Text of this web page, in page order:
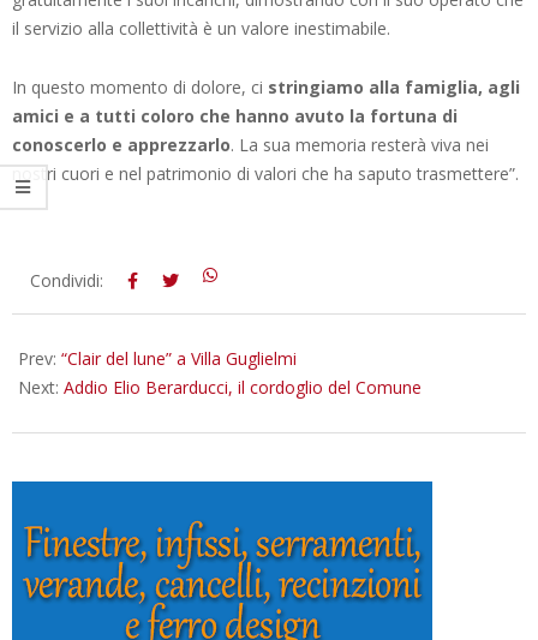
il servizio alla collettività è un valore inestimabile.
In questo momento di dolore, ci stringiamo alla famiglia, agli
amici e a tutti coloro che hanno avuto la fortuna di
conoscerlo e apprezzarlo. La sua memoria resterà viva nei
nostri cuori e nel patrimonio di valori che ha saputo trasmettere”.
2024-
Condividi:
Prev: “Clair del lune” a Villa Guglielmi
Next: Addio Elio Berarducci, il cordoglio del Comune